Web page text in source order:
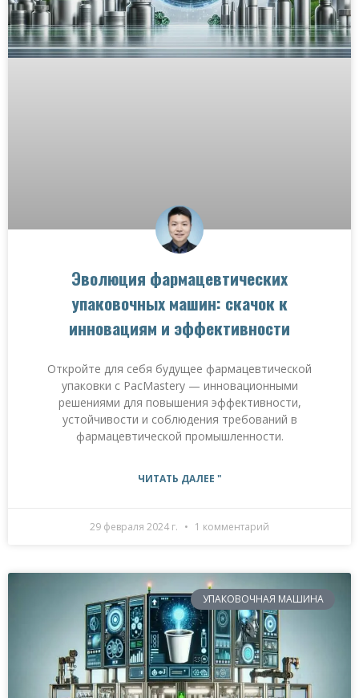
Эволюция фармацевтических
упаковочных машин: скачок к
инновациям и эффективности
Откройте для себя будущее фармацевтической
упаковки с PacMastery — инновационными
решениями для повышения эффективности,
устойчивости и соблюдения требований в
фармацевтической промышленности.
ЧИТАТЬ ДАЛЕЕ "
29 февраля 2024 г. 1 комментарий
УПАКОВОЧНАЯ МАШИНА